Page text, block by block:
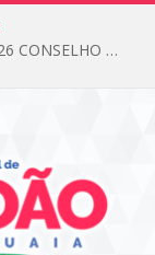
EDITAL DE CHAMADA PÚBLICA Nº 001/2026 CONSELHO DOS DIREITOS DA CRIANÇA E DO ADOLESCENTE